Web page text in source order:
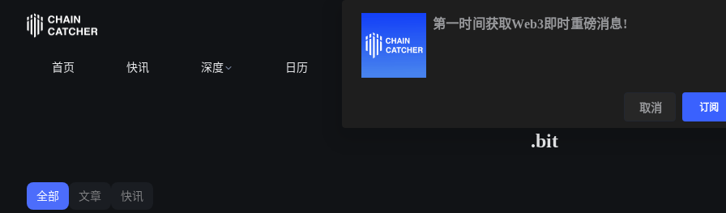
首页 快讯 深度 日历
.bit
全部 文章 快讯
第一时间获取Web3即时重磅消息!
取消 订阅